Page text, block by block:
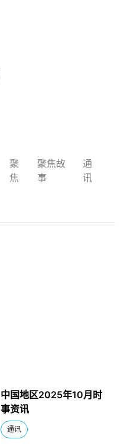
聚
焦
聚焦故
事
通
讯
中国地区2025年10月时
事资讯
通讯